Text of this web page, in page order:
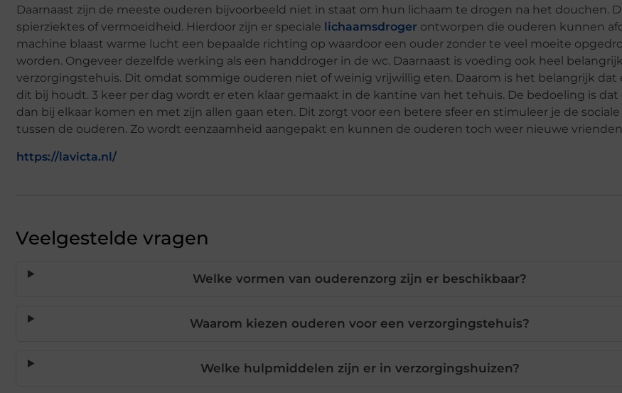
Daarnaast zijn de meeste ouderen bijvoorbeeld niet in staat om hun lichaam te drogen na het douchen.
spierziektes of vermoeidheid. Hierdoor zijn er speciale lichaamsdroger ontworpen die ouderen kunnen
machine blaast warme lucht een bepaalde richting op waardoor een ouder zonder te veel moeite
worden. Ongeveer dezelfde werking als een handdroger in de wc. Daarnaast is voeding ook heel
verzorgingstehuis. Dit omdat sommige ouderen niet of weinig vrijwillig eten. Daarom is het belangrijk dat
dit bij houdt. 3 keer per dag wordt er eten klaar gemaakt in de kantine van het tehuis. De bedoeling is dat
dan bij elkaar komen en met zijn allen gaan eten. Dit zorgt voor een betere sfeer en stimuleer je de
tussen de ouderen. Zo wordt eenzaamheid aangepakt en kunnen de ouderen toch weer nieuwe
https://lavicta.nl/
Veelgestelde vragen
Welke vormen van ouderenzorg zijn er beschikbaar?
Waarom kiezen ouderen voor een verzorgingstehuis?
Welke hulpmiddelen zijn er in verzorgingshuizen?